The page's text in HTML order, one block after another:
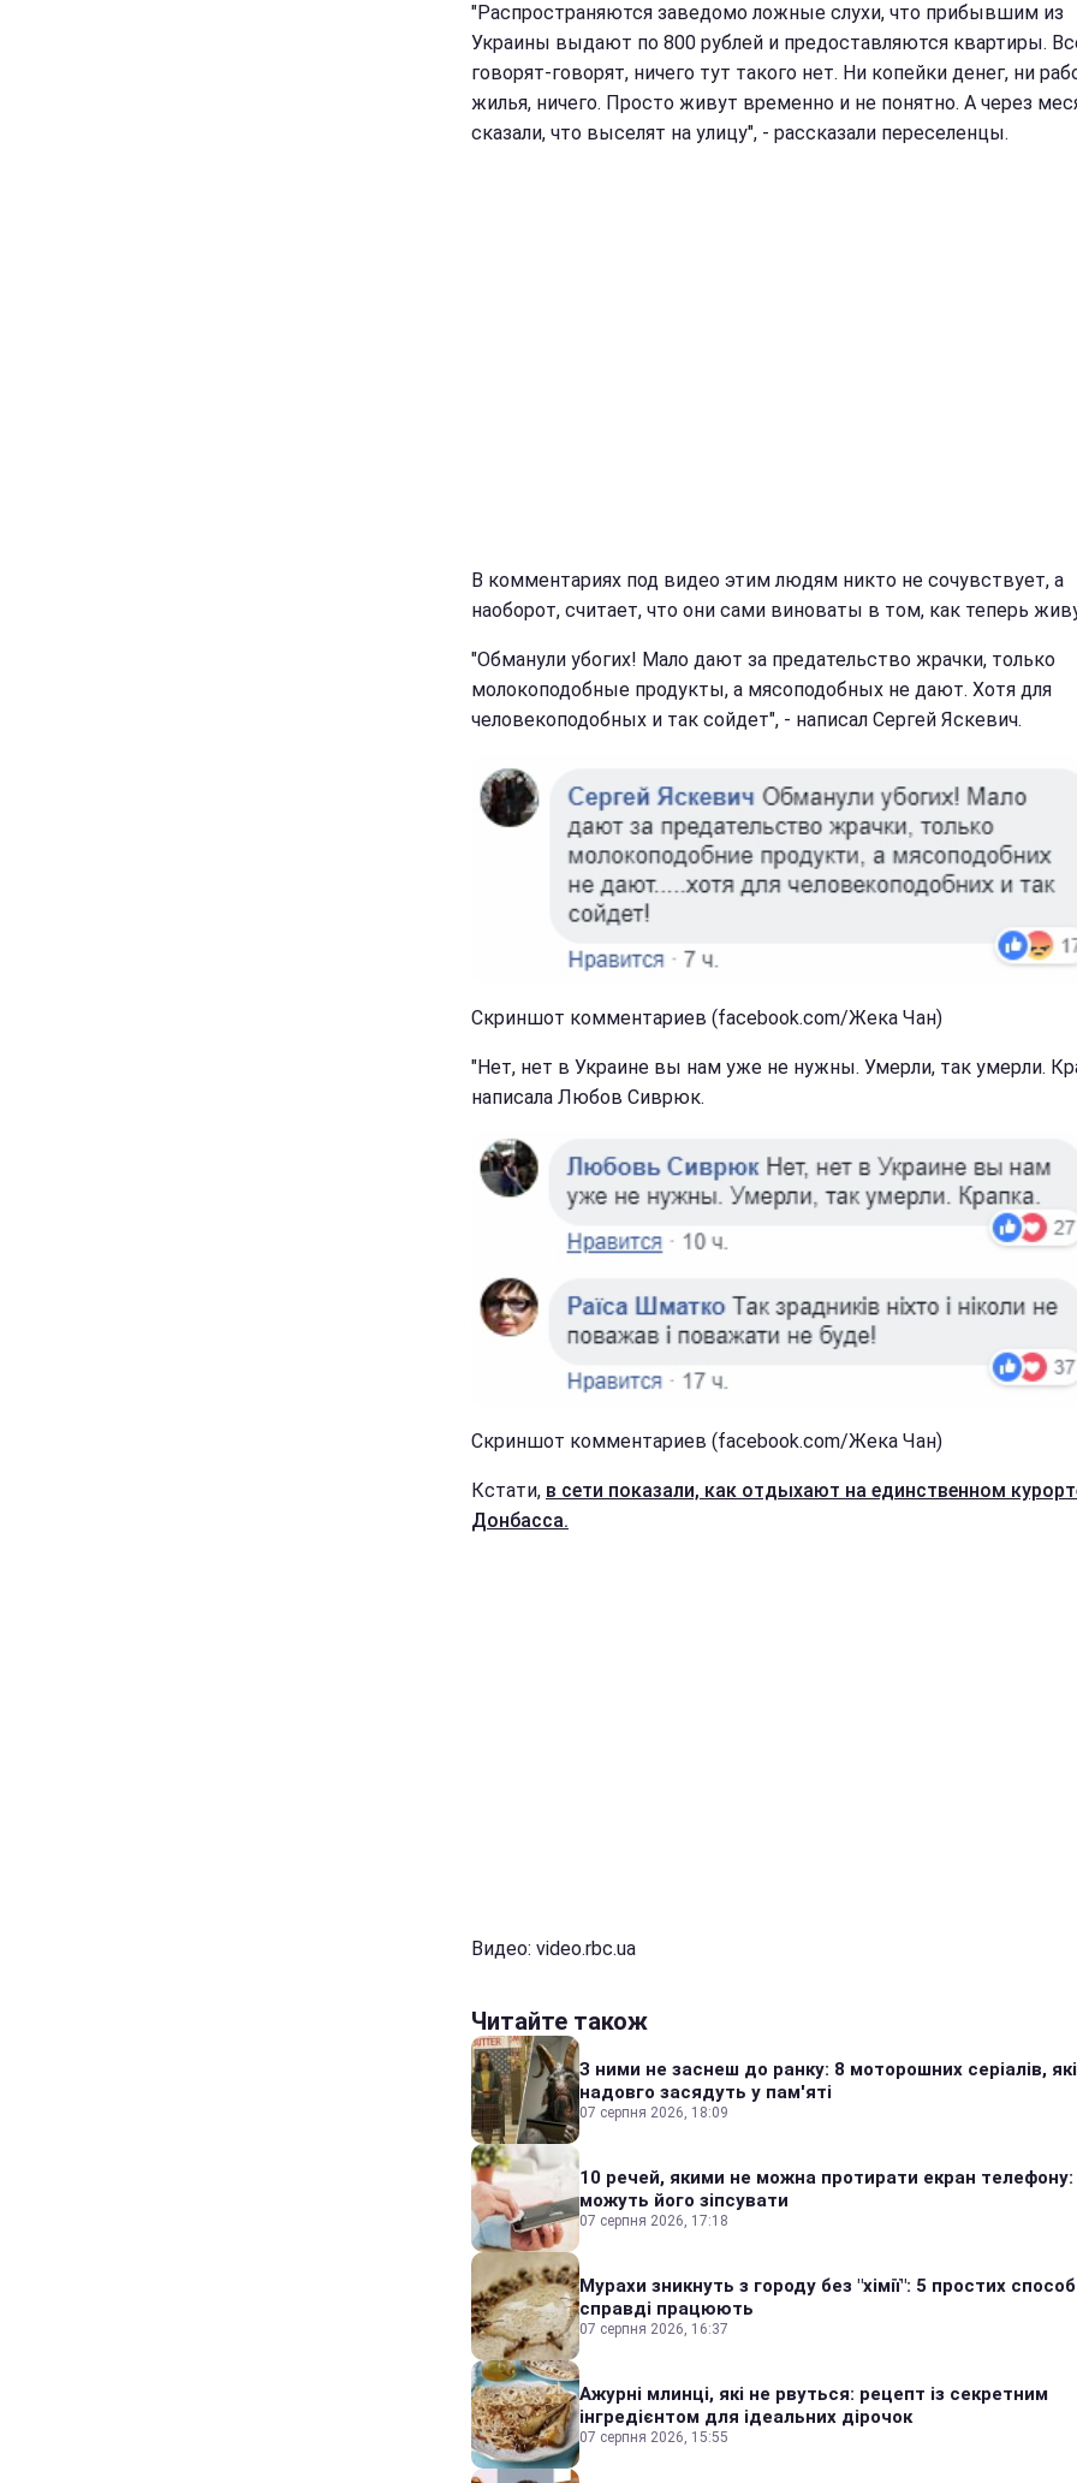
"Распространяются заведомо ложные слухи, что прибывшим из
Украины выдают по 800 рублей и предоставляются квартиры.
говорят-говорят, ничего тут такого нет. Ни копейки денег, ни
жилья, ничего. Просто живут временно и не понятно. А через
сказали, что выселят на улицу", - рассказали переселенцы.
В комментариях под видео этим людям никто не сочувствует, а
наоборот, считает, что они сами виноваты в том, как теперь
"Обманули убогих! Мало дают за предательство жрачки, только
молокоподобные продукты, а мясоподобных не дают. Хотя для
человекоподобных и так сойдет", - написал Сергей Яскевич.
Скриншот комментариев (facebook.com/Жека Чан)
"Нет, нет в Украине вы нам уже не нужны. Умерли, так умерли.
написала Любов Сиврюк.
Скриншот комментариев (facebook.com/Жека Чан)
Кстати, в сети показали, как отдыхают на единственном
Донбасса.
Видео: video.rbc.ua
Читайте також
З ними не заснеш до ранку: 8 моторошних серіалів, які
надовго засядуть у пам'яті
07 серпня 2026, 18:09
10 речей, якими не можна протирати екран
можуть його зіпсувати
07 серпня 2026, 17:18
Мурахи зникнуть з городу без "хімії": 5 простих
справді працюють
07 серпня 2026, 16:37
Ажурні млинці, які не рвуться: рецепт із секретним
інгредієнтом для ідеальних дірочок
07 серпня 2026, 15:55